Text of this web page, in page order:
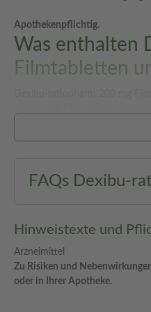
Apothekenpflichtig.
Was enthalten
Filmtabletten
die für Schmerzempfindungen
Entzündungen gehemmt.
mäßig starken Schmerzen bei
• Kopfschmerzen
Wechselwirkungen
Dexibu-ratiopharm kann mit
FAQs Dexibu-
Hinweistexte und
Arzneimittel
Zu Risiken und
oder in Ihrer Apotheke.